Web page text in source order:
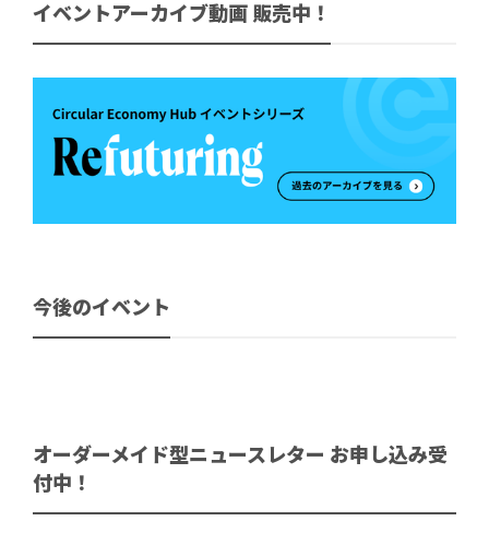
イベントアーカイブ動画 販売中！
今後のイベント
オーダーメイド型ニュースレター お申し込み受
付中！